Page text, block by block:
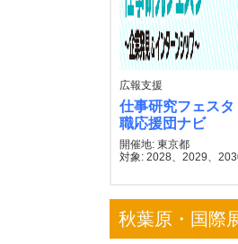
広報支援
仕事研究フェス
職応援団ナビ
開催地: 東京都
対象: 2028、2029、
秋葉原・国際